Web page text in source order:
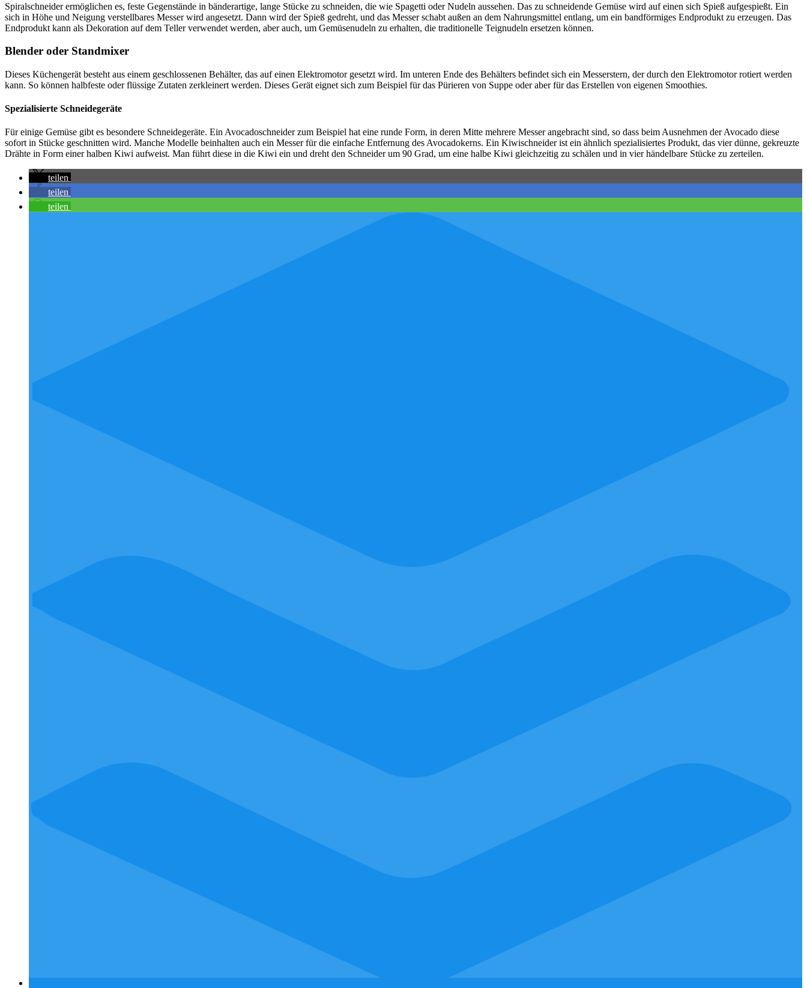
Spiralschneider ermöglichen es, feste Gegenstände in bänderartige, lange Stücke zu schneiden, die wie Spagetti oder Nudeln aussehen. Das zu schneidende Gemüse wird auf einen sich Spieß aufgespießt. Ein
sich in Höhe und Neigung verstellbares Messer wird angesetzt. Dann wird der Spieß gedreht, und das Messer schabt außen an dem Nahrungsmittel entlang, um ein bandförmiges Endprodukt zu erzeugen. Das
Endprodukt kann als Dekoration auf dem Teller verwendet werden, aber auch, um Gemüsenudeln zu erhalten, die traditionelle Teignudeln ersetzen können.
Blender oder Standmixer
Dieses Küchengerät besteht aus einem geschlossenen Behälter, das auf einen Elektromotor gesetzt wird. Im unteren Ende des Behälters befindet sich ein Messerstern, der durch den Elektromotor rotiert werden
kann. So können halbfeste oder flüssige Zutaten zerkleinert werden. Dieses Gerät eignet sich zum Beispiel für das Pürieren von Suppe oder aber für das Erstellen von eigenen Smoothies.
Spezialisierte Schneidegeräte
Für einige Gemüse gibt es besondere Schneidegeräte. Ein Avocadoschneider zum Beispiel hat eine runde Form, in deren Mitte mehrere Messer angebracht sind, so dass beim Ausnehmen der Avocado diese
sofort in Stücke geschnitten wird. Manche Modelle beinhalten auch ein Messer für die einfache Entfernung des Avocadokerns. Ein Kiwischneider ist ein ähnlich spezialisiertes Produkt, das vier dünne, gekreuzte
Drähte in Form einer halben Kiwi aufweist. Man führt diese in die Kiwi ein und dreht den Schneider um 90 Grad, um eine halbe Kiwi gleichzeitig zu schälen und in vier händelbare Stücke zu zerteilen.
teilen
teilen
teilen